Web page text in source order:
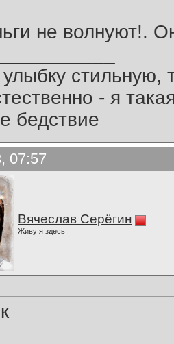
не волнуют!.
стильную,
- я
бедствие
07:57
Вячеслав Серёгин
Живу я здесь